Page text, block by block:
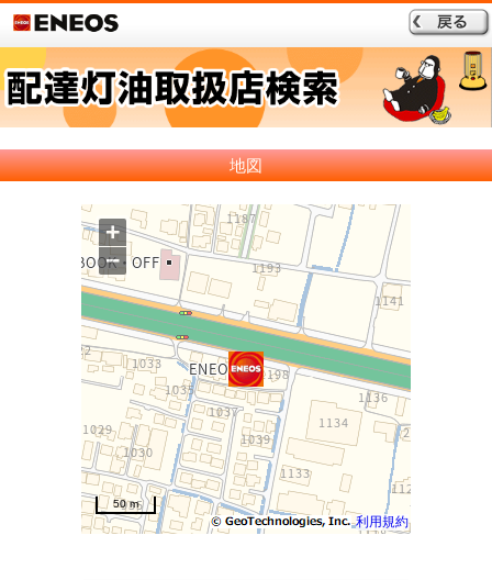
地図
利用規約
+
−
50 m